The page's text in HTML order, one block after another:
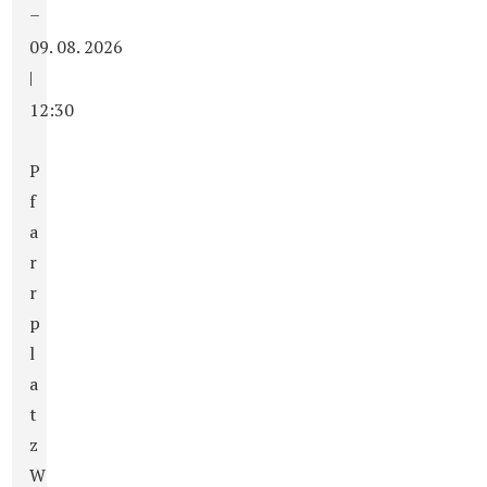
–
09. 08. 2026
|
12:30
P
f
a
r
r
p
l
a
t
z
W